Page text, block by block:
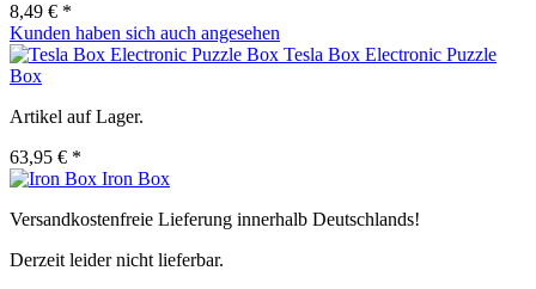
8,49 € *
Kunden haben sich auch angesehen
Tesla Box Electronic Puzzle
Box
Artikel auf Lager.
63,95 € *
Iron Box
Versandkostenfreie Lieferung innerhalb Deutschlands!
Derzeit leider nicht lieferbar.